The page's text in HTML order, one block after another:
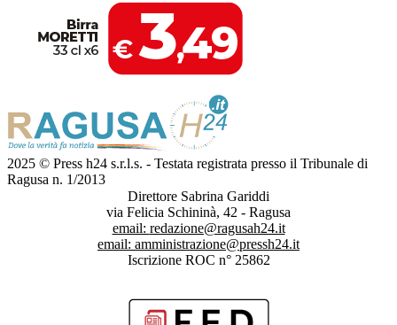
2025 © Press h24 s.r.l.s. - Testata registrata presso il Tribunale di
Ragusa n. 1/2013
Direttore Sabrina Gariddi
via Felicia Schininà, 42 - Ragusa
email: redazione@ragusah24.it
email: amministrazione@pressh24.it
Iscrizione ROC n° 25862